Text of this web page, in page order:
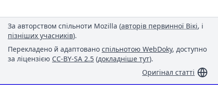
За авторством спільноти Mozilla (авторів первинної Вікі, і
пізніших учасників).
Перекладено й адаптовано спільнотою WebDoky, доступно
за ліцензією CC-BY-SA 2.5 (докладніше тут).
Оригінал статті